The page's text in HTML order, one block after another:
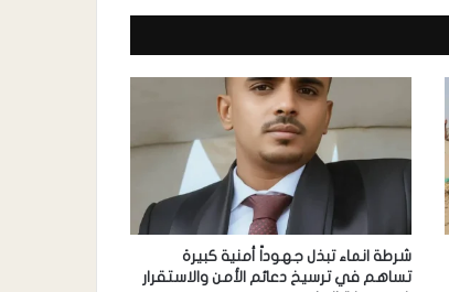
شرطة انماء تبذل جهوداً أمنية كبيرة
تساهم في ترسيخ دعائم الأمن والاستقرار